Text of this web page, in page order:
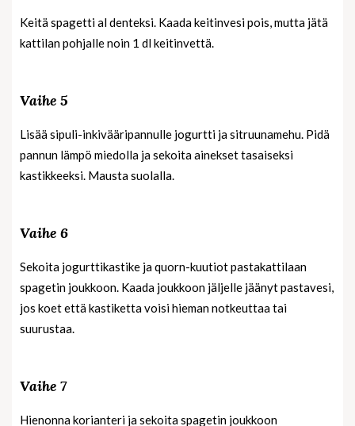
Keitä spagetti al denteksi. Kaada keitinvesi pois, mutta jätä
kattilan pohjalle noin 1 dl keitinvettä.
Vaihe 5
Lisää sipuli-inkivääripannulle jogurtti ja sitruunamehu. Pidä
pannun lämpö miedolla ja sekoita ainekset tasaiseksi
kastikkeeksi. Mausta suolalla.
Vaihe 6
Sekoita jogurttikastike ja quorn-kuutiot pastakattilaan
spagetin joukkoon. Kaada joukkoon jäljelle jäänyt pastavesi,
jos koet että kastiketta voisi hieman notkeuttaa tai
suurustaa.
Vaihe 7
Hienonna korianteri ja sekoita spagetin joukkoon